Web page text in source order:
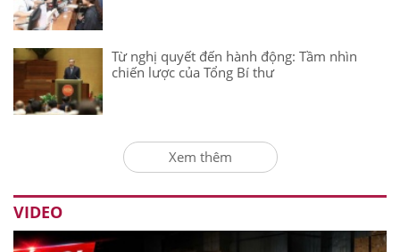
Từ nghị quyết đến hành động: Tầm nhìn
chiến lược của Tổng Bí thư
Xem thêm
VIDEO